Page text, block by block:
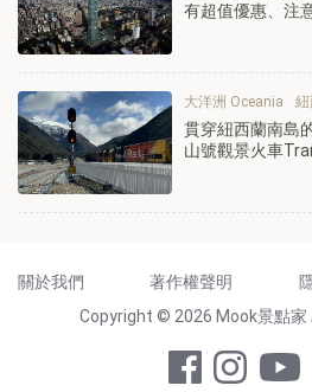
有超值優惠、注
大洋洲 Oceania 紐
貫穿紐西蘭南島
山號觀景火車
關於我們 著作權聲明
Copyright © 2026 Mook景點家